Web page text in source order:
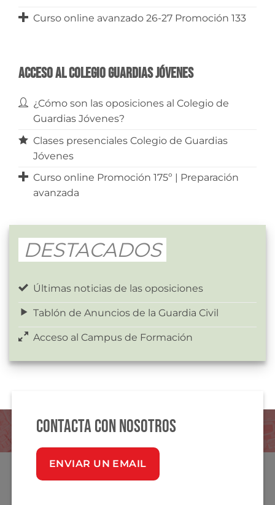
Curso online avanzado 26-27 Promoción 133
Acceso al Colegio Guardias Jóvenes
¿Cómo son las oposiciones al Colegio de
Guardias Jóvenes?
Clases presenciales Colegio de Guardias
Jóvenes
Curso online Promoción 175º | Preparación
avanzada
DESTACADOS
Últimas noticias de las oposiciones
Tablón de Anuncios de la Guardia Civil
Acceso al Campus de Formación
Contacta con nosotros
ENVIAR UN EMAIL